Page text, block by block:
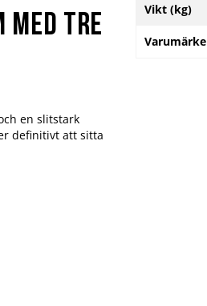
med tre
en slitstark
definitivt att sitta
information
Vikt (kg)
Varumärke